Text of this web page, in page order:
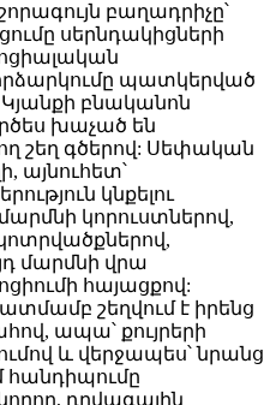
բաղադրիչը՝
սերնդակիցների
պատկերված
Կյանքի բնականոն
խաչած են
շեղ գծերով: Սեփական
այնուհետ՝
կնքելու
կորուստներով,
մարմնի վրա
հայացքով:
շեղվում է իրենց
ապա՝ քույրերի
և վերջապես՝ նրանց
հանդիպումը
դրվագային